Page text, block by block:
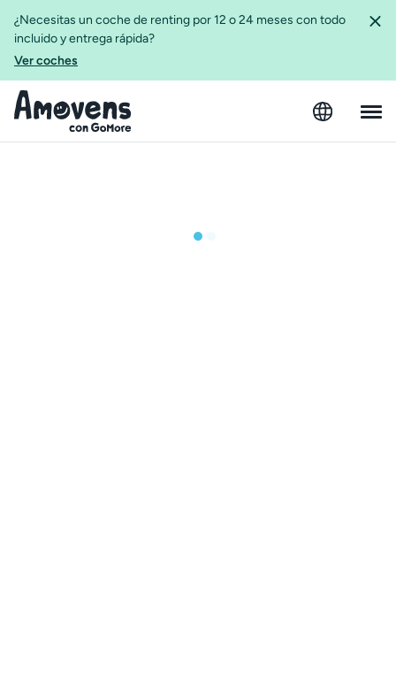
¿Necesitas un coche de renting por 12 o 24 meses con todo
incluido y entrega rápida?
Ver coches